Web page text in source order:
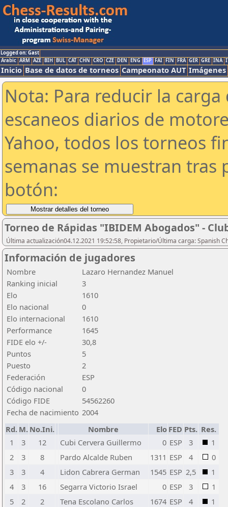
Logged on: Gast
Arabic ARM AZE BIH BUL CAT CHN CRO CZE DEN ENG ESP FAI FIN FRA GER GRE INA
Inicio Base de datos de torneos Campeonato AUT Imágenes
Nota: Para reducir la
escaneos diarios de
Yahoo, todos los torneos
semanas se muestran tras
botón:
Torneo de Rápidas "IBIDEM Abogados" -
Última actualización04.12.2021 19:52:58, Propietario/Última carga: Spanish
Información de jugadores
Nombre
Lazaro Hernandez Manuel
Ranking inicial
3
Elo
1610
Elo nacional
0
Elo internacional
1610
Performance
1645
FIDE elo +/-
30,8
Puntos
5
Puesto
2
Federación
ESP
Código nacional
0
Código FIDE
54562260
Fecha de nacimiento 2004
Rd. M. No.Ini. Nombre Elo FED Pts. Res.
1
3 12 Cubi Cervera Guillermo 0 ESP 3
1
2
3 8 Pardo Alcalde Ruben 1311 ESP 4
0
3
3 4 Lidon Cabrera German 1545 ESP 2,5
1
4
3 16 Segarra Victorio Israel 0 ESP 3
1
5
2 2 Tena Escolano Carlos 1674 ESP 4
1